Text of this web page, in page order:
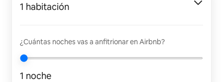
1 habitación
¿Cuántas noches vas a anfitrionar en Airbnb?
1 noche